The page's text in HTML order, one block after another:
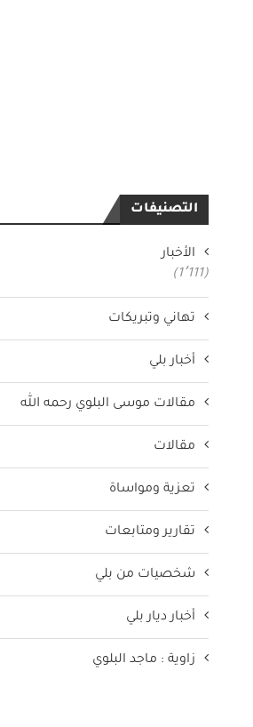
التصنيفات
الأخبار
(1٬111)
تهاني وتبريكات
أخبار بلي
مقالات موسى البلوي رحمه الله
مقالات
تعزية ومواساة
تقارير ومتابعات
شخصيات من بلي
أخبار ديار بلي
زاوية : ماجد البلوي